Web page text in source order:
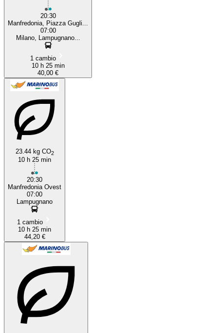
20:30
Manfredonia, Piazza Gugli...
07:00
Milano, Lampugnano...
1 cambio
10 h 25 min
40,00 €
23.44 kg CO2
10 h 25 min
20:30
Manfredonia Ovest
07:00
Lampugnano
1 cambio
10 h 25 min
44,20 €